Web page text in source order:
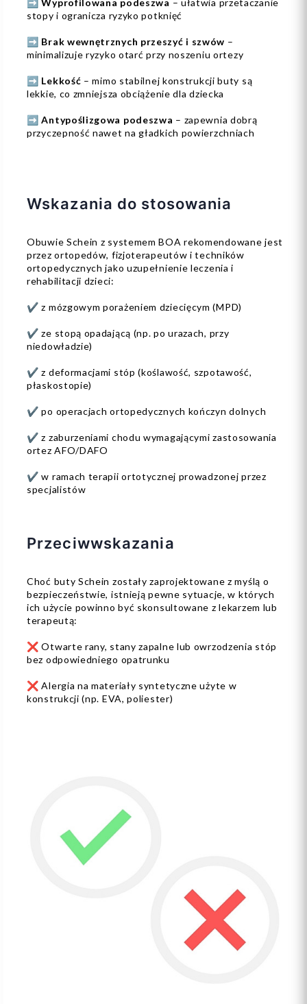
stopy i ogranicza ryzyko potknięć
➡️ Brak wewnętrznych przeszyć i szwów –
minimalizuje ryzyko otarć przy noszeniu ortezy
➡️ Lekkość – mimo stabilnej konstrukcji buty są
lekkie, co zmniejsza obciążenie dla dziecka
➡️ Antypoślizgowa podeszwa – zapewnia dobrą
przyczepność nawet na gładkich powierzchniach
Wskazania do stosowania
Obuwie Schein z systemem BOA rekomendowane jest
przez ortopedów, fizjoterapeutów i techników
ortopedycznych jako uzupełnienie leczenia i
rehabilitacji dzieci:
✔️ z mózgowym porażeniem dziecięcym (MPD)
✔️ ze stopą opadającą (np. po urazach, przy
niedowładzie)
✔️ z deformacjami stóp (koślawość, szpotawość,
płaskostopie)
✔️ po operacjach ortopedycznych kończyn dolnych
✔️ z zaburzeniami chodu wymagającymi zastosowania
ortez AFO/DAFO
✔️ w ramach terapii ortotycznej prowadzonej przez
specjalistów
Przeciwwskazania
Choć buty Schein zostały zaprojektowane z myślą o
bezpieczeństwie, istnieją pewne sytuacje, w których
ich użycie powinno być skonsultowane z lekarzem lub
terapeutą:
❌ Otwarte rany, stany zapalne lub owrzodzenia stóp
bez odpowiedniego opatrunku
❌ Alergia na materiały syntetyczne użyte w
konstrukcji (np. EVA, poliester)